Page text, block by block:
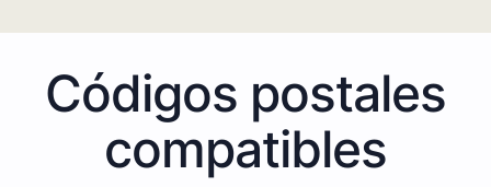
Códigos postales
compatibles